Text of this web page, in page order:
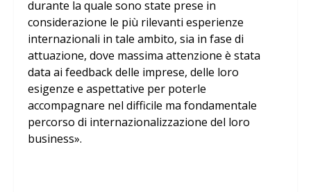
durante la quale sono state prese in
considerazione le più rilevanti esperienze
internazionali in tale ambito, sia in fase di
attuazione, dove massima attenzione è stata
data ai feedback delle imprese, delle loro
esigenze e aspettative per poterle
accompagnare nel difficile ma fondamentale
percorso di internazionalizzazione del loro
business».